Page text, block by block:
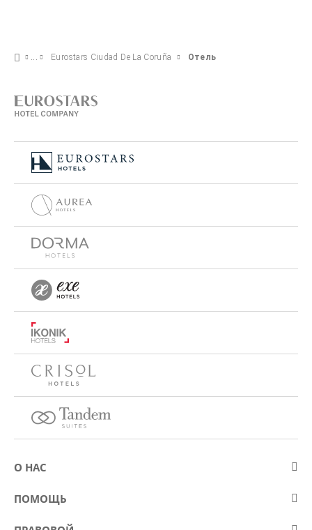
Eurostars Ciudad De La Coruña Отель
О НАС
О компании Eurostars Hotel Company
ПОМОЩЬ
Контакт